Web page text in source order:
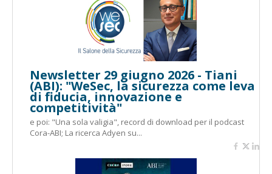
Newsletter 29 giugno 2026 - Tiani
(ABI): "WeSec, la sicurezza come leva
di fiducia, innovazione e
competitività"
e poi: "Una sola valigia", record di download per il podcast
Cora-ABI; La ricerca Adyen su...